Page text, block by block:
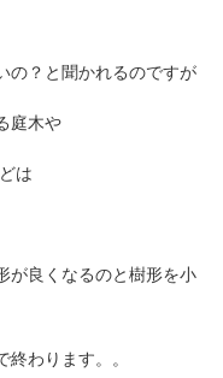
の？と聞かれるのですが
庭木や
は
が良くなるのと樹形を小
わります。。